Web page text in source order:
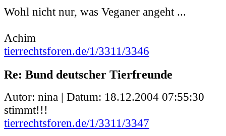
Wohl nicht nur, was Veganer angeht ...
Achim
tierrechtsforen.de/1/3311/3346
Re: Bund deutscher Tierfreunde
Autor: nina | Datum: 18.12.2004 07:55:30
stimmt!!!
tierrechtsforen.de/1/3311/3347